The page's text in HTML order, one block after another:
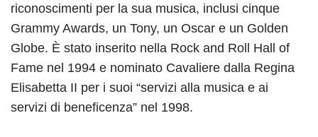
riconoscimenti per la sua musica, inclusi cinque
Grammy Awards, un Tony, un Oscar e un Golden
Globe. È stato inserito nella Rock and Roll Hall of
Fame nel 1994 e nominato Cavaliere dalla Regina
Elisabetta II per i suoi “servizi alla musica e ai
servizi di beneficenza” nel 1998.